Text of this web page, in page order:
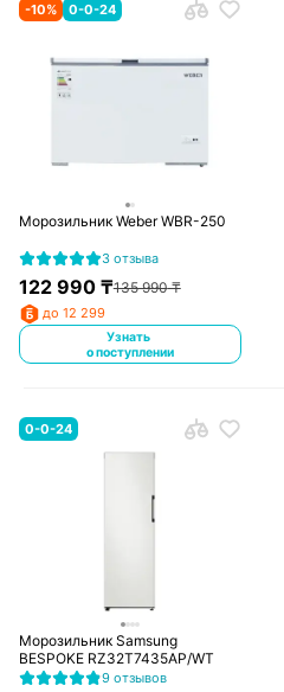
-10% 0-0-24
Морозильник Weber WBR-250
3 отзыва
122 990₸135 990₸
до 12 299
Узнать
о поступлении
0-0-24
Морозильник Samsung
BESPOKE RZ32T7435AP/WT
9 отзывов